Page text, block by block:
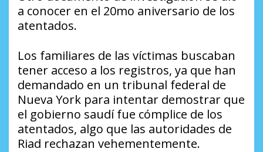
a conocer en el 20mo aniversario de los
atentados.
Los familiares de las víctimas buscaban
tener acceso a los registros, ya que han
demandado en un tribunal federal de
Nueva York para intentar demostrar que
el gobierno saudí fue cómplice de los
atentados, algo que las autoridades de
Riad rechazan vehementemente.